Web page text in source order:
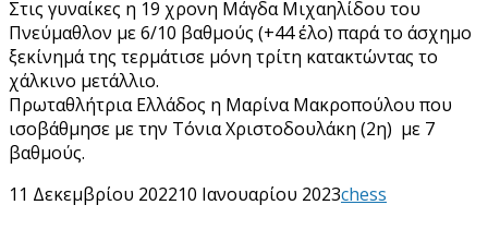
Στις γυναίκες η 19 χρονη Μάγδα Μιχαηλίδου του
Πνεύμαθλον με 6/10 βαθμούς (+44 έλο) παρά το άσχημο
ξεκίνημά της τερμάτισε μόνη τρίτη κατακτώντας το
χάλκινο μετάλλιο.
Πρωταθλήτρια Ελλάδος η Μαρίνα Μακροπούλου που
ισοβάθμησε με την Τόνια Χριστοδουλάκη (2η) με 7
βαθμούς.
11 Δεκεμβρίου 202210 Ιανουαρίου 2023chess